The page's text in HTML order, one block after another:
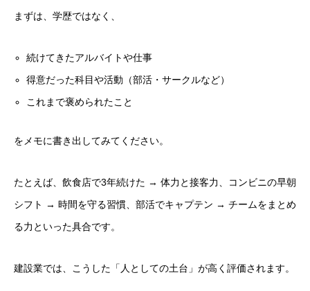
まずは、学歴ではなく、
続けてきたアルバイトや仕事
得意だった科目や活動（部活・サークルなど）
これまで褒められたこと
をメモに書き出してみてください。
たとえば、飲食店で3年続けた → 体力と接客力、コンビニの早朝
シフト → 時間を守る習慣、部活でキャプテン → チームをまとめ
る力といった具合です。
建設業では、こうした「人としての土台」が高く評価されます。